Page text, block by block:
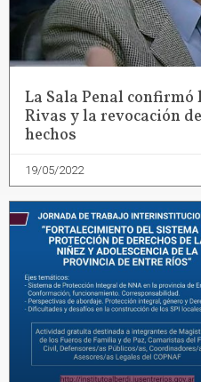
La Sala Penal confirmó
Rivas y la revocación
hechos
19/05/2022